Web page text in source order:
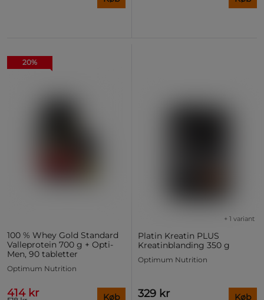
20%
100 % Whey Gold Standard
Valleprotein 700 g + Opti-
Men, 90 tabletter
Optimum Nutrition
414 kr Køb
Platin Kreatin PLUS
Kreatinblanding 350 g
+ 1 variant
Optimum Nutrition
329 kr Køb